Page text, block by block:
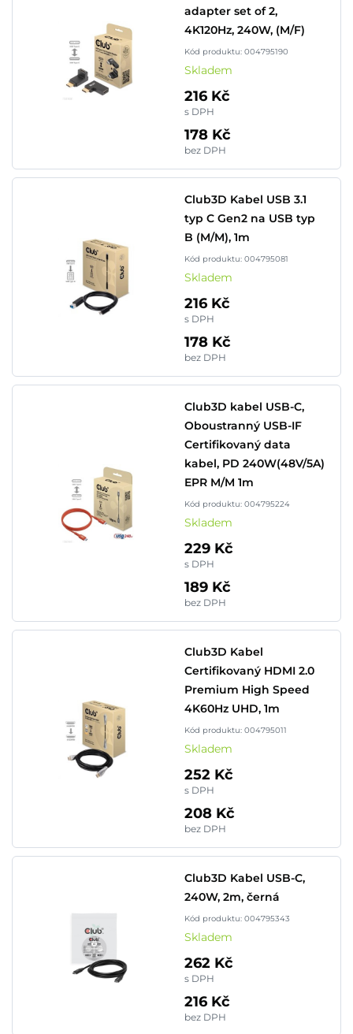
adapter set of 2,
4K120Hz, 240W, (M/F)
Kód produktu: 004795190
Skladem
216 Kč
s DPH
178 Kč
bez DPH
Club3D Kabel USB 3.1
typ C Gen2 na USB typ
B (M/M), 1m
Kód produktu: 004795081
Skladem
216 Kč
s DPH
178 Kč
bez DPH
Club3D kabel USB-C,
Oboustranný USB-IF
Certifikovaný data
kabel, PD 240W(48V/5A)
EPR M/M 1m
Kód produktu: 004795224
Skladem
229 Kč
s DPH
189 Kč
bez DPH
Club3D Kabel
Certifikovaný HDMI 2.0
Premium High Speed
4K60Hz UHD, 1m
Kód produktu: 004795011
Skladem
252 Kč
s DPH
208 Kč
bez DPH
Club3D Kabel USB-C,
240W, 2m, černá
Kód produktu: 004795343
Skladem
262 Kč
s DPH
216 Kč
bez DPH